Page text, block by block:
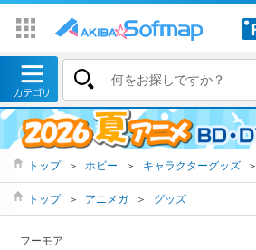
トップ ＞ ホビー ＞ キャラクターグッズ ＞
トップ ＞ アニメガ ＞ グッズ
フーモア